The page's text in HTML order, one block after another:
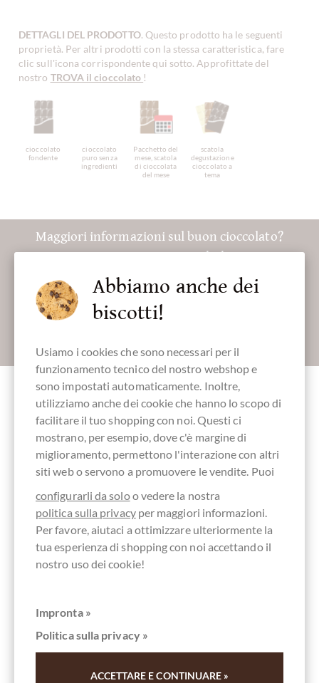
DETTAGLI DEL PRODOTTO. Questo prodotto ha le seguenti
proprietà. Per altri prodotti con la stessa caratteristica, fare
clic sull'icona corrispondente qui sotto. Approfittate del
nostro TROVA il cioccolato !
cioccolato
fondente
cioccolato
puro senza
ingredienti
Pacchetto del
mese, scatola
di cioccolata
del mese
scatola
degustazione
cioccolato a
tema
Maggiori informazioni sul buon cioccolato?
Registrati qui per i nostri SchokoNEWS:
Altri clienti valutati Solo cioccolatini
fondente nel set (Edizione Ottobre 2024)
Scrivi la prima recensione e aiuta gli altri clienti. Grazie
per il vostro sostegno.
Ihre Meinung
Riassunto
Abbiamo anche dei
biscotti!
Usiamo i cookies che sono necessari per il
funzionamento tecnico del nostro webshop e
sono impostati automaticamente. Inoltre,
utilizziamo anche dei cookie che hanno lo scopo di
facilitare il tuo shopping con noi. Questi ci
mostrano, per esempio, dove c'è margine di
miglioramento, permettono l'interazione con altri
siti web o servono a promuovere le vendite. Puoi
configurarli da soloo vedere la nostra
politica sulla privacyper maggiori informazioni.
Per favore, aiutaci a ottimizzare ulteriormente la
tua esperienza di shopping con noi accettando il
nostro uso dei cookie!
Impronta »
Politica sulla privacy »
ACCETTARE E CONTINUARE »